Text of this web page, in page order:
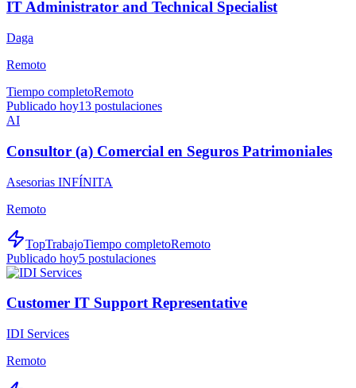
IT Administrator and Technical Specialist
Daga
Remoto
Tiempo completoRemoto
Publicado hoy13 postulaciones
AI
Consultor (a) Comercial en Seguros Patrimoniales
Asesorias INFÍNITA
Remoto
TopTrabajoTiempo completoRemoto
Publicado hoy5 postulaciones
Customer IT Support Representative
IDI Services
Remoto